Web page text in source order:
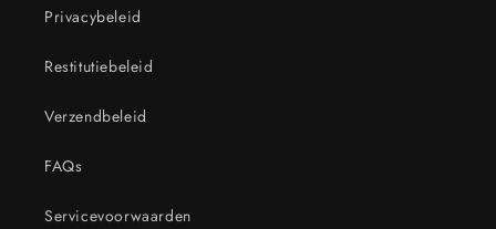
Privacybeleid
Restitutiebeleid
Verzendbeleid
FAQs
Servicevoorwaarden